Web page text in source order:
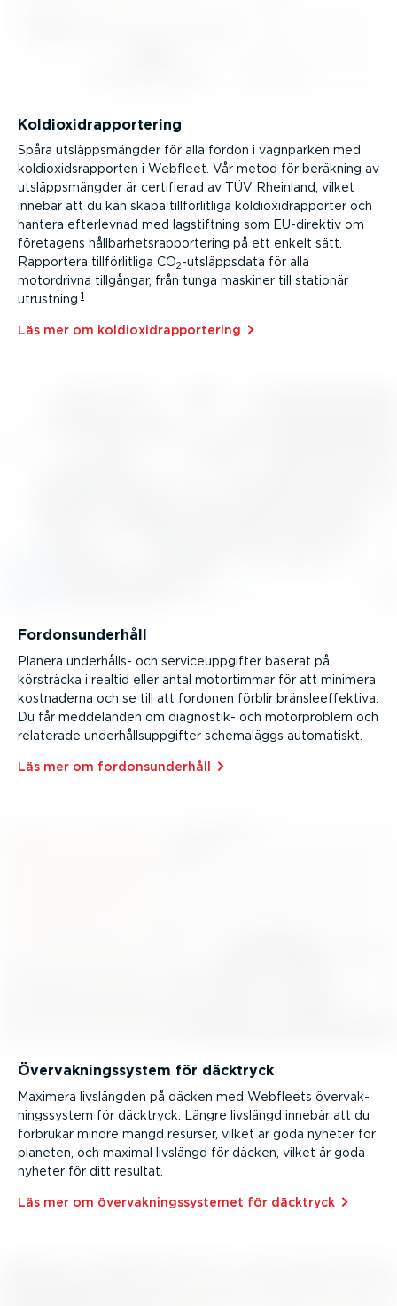
Koldi­ox­idrap­por­tering
Spåra utsläpps­mängder för alla fordon i vagnparken med
koldi­ox­ids­rap­porten i Webfleet. Vår metod för beräkning av
utsläpps­mängder är certifierad av TÜV Rheinland, vilket
innebär att du kan skapa tillför­litliga koldi­ox­idrap­porter och
hantera efterlevnad med lagstiftning som EU-direktiv om
företagens hållbar­hets­rap­por­tering på ett enkelt sätt.
Rapportera tillför­litliga CO2-utsläppsdata för alla
motordrivna tillgångar, från tunga maskiner till stationär
utrustning.1
Läs⁠ mer om koldi­ox­idrap­por­tering⁠
Fordons­un­derhåll
Planera underhålls- och service­upp­gifter baserat på
körsträcka i realtid eller antal motortimmar för att minimera
kostnaderna och se till att fordonen förblir bräns­le­ef­fektiva.
Du får meddelanden om diagnostik- och motor­problem och
relaterade under­hålls­upp­gifter schemaläggs automatiskt.
Läs mer om fordons­un­derhåll⁠
Övervak­nings­system för däcktryck
Maximera livslängden på däcken med Webfleets övervak­
nings­system för däcktryck. Längre livslängd innebär att du
förbrukar mindre mängd resurser, vilket är goda nyheter för
planeten, och maximal livslängd för däcken, vilket är goda
nyheter för ditt resultat.
Läs mer om övervak­nings­sy­stemet för däcktryck⁠